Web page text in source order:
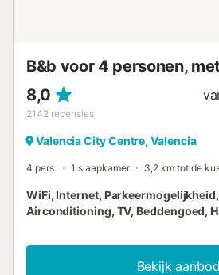
B&b voor 4 personen,
8,0
2142 recensies
Valencia City Centre, Valencia
4 pers. 1 slaapkamer 3,2 km tot de
WiFi, Internet,
Airconditioning, TV, Beddengoed,
Bekijk aanbod